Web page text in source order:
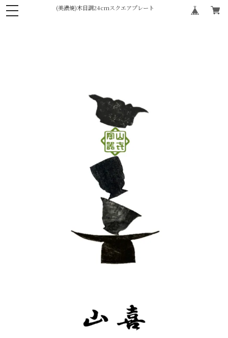
(美濃焼)木目調24cmスクエアプレート